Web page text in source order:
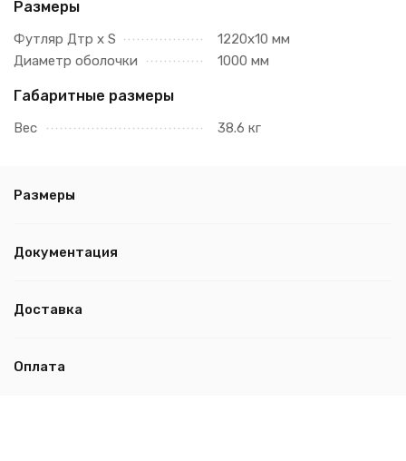
Размеры
Футляр Дтр х S
1220х10 мм
Диаметр оболочки
1000 мм
Габаритные размеры
Вес 38.6 кг
Размеры
Документация
Доставка
Оплата